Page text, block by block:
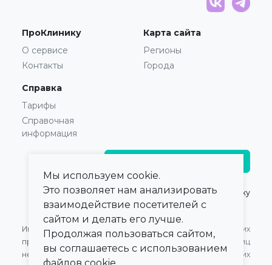
ПроКлинику
О сервисе
Контакты
Карта сайта
Регионы
Города
Справка
Тарифы
Справочная
информация
© 2021 — 2026,ПроКлинику
Информация,
представленная на сайте,
не может быть
Оферта для Юридических
лиц
Оферта для Физических
Мы используем cookie.
Это позволяет нам анализировать
взаимодействие посетителей с
сайтом и делать его лучше.
Продолжая пользоваться сайтом,
вы соглашаетесь с использованием